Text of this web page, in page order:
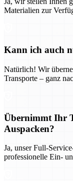
Materialien zur
Kann ich auch
Natürlich! Wir
Transporte – ganz
Übernimmt Ihr
Auspacken?
Ja, unser Full-
professionelle Ein-